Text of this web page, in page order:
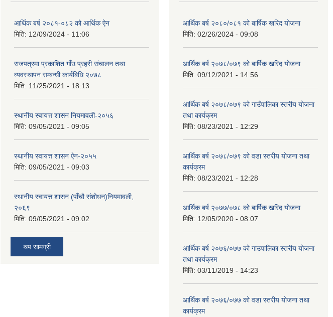
आर्थिक बर्ष २०८१-०८२ को आर्थिक ऐन
मिति: 12/09/2024 - 11:06
राजपत्रमा प्रकाशित गाँउ प्रहरी संचालन तथा
व्यवस्थापन सम्बन्धी कार्यबिधि २०७८
मिति: 11/25/2021 - 18:13
स्थानीय स्वायत्त शासन नियमावली-२०५६
मिति: 09/05/2021 - 09:05
स्थानीय स्वायत्त शासन ए‍ेन-२०५५
मिति: 09/05/2021 - 09:03
स्थानीय स्वायत्त शासन (पाँचौ संशोधन)नियमावली,
२०६९
मिति: 09/05/2021 - 09:02
थप सामग्री
आर्थिक बर्ष २०८०/०८१ को बार्षिक खरिद योजना
मिति: 02/26/2024 - 09:08
आर्थिक बर्ष २०७८/०७९ को बार्षिक खरिद योजना
मिति: 09/12/2021 - 14:56
आर्थिक बर्ष २०७८/०७९ को गाउँपालिका स्तरीय योजना
तथा कार्यक्रम
मिति: 08/23/2021 - 12:29
आर्थिक बर्ष २०७८/०७९ को वडा स्तरीय योजना तथा
कार्यक्रम
मिति: 08/23/2021 - 12:28
आर्थिक बर्ष २०७७/०७८ को बार्षिक खरिद योजना
मिति: 12/05/2020 - 08:07
आर्थिक बर्ष २०७६/०७७ को गाउपालिका स्तरीय योजना
तथा कार्यक्रम
मिति: 03/11/2019 - 14:23
आर्थिक बर्ष २०७६/०७७ को वडा स्तरीय योजना तथा
कार्यक्रम